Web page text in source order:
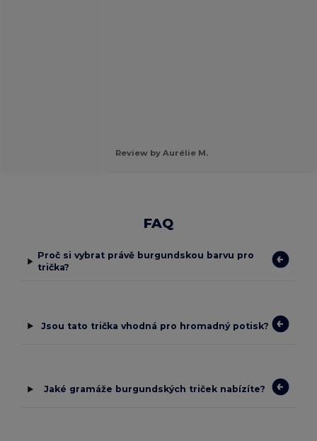
Review by Aurélie M.
FAQ
Proč si vybrat právě burgundskou barvu pro
trička?
Jsou tato trička vhodná pro hromadný potisk?
Jaké gramáže burgundských triček nabízíte?